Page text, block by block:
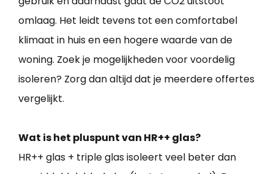
omlaag. Het leidt tevens tot een comfortabel
klimaat in huis en een hogere waarde van de
woning. Zoek je mogelijkheden voor voordelig
isoleren? Zorg dan altijd dat je meerdere offertes
vergelijkt.
Wat is het pluspunt van HR++ glas?
HR++ glas + triple glas isoleert veel beter dan